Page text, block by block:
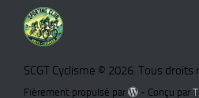
SCGT Cyclisme © 2026. Tous droits
Fièrement propulsé par - Conçu par